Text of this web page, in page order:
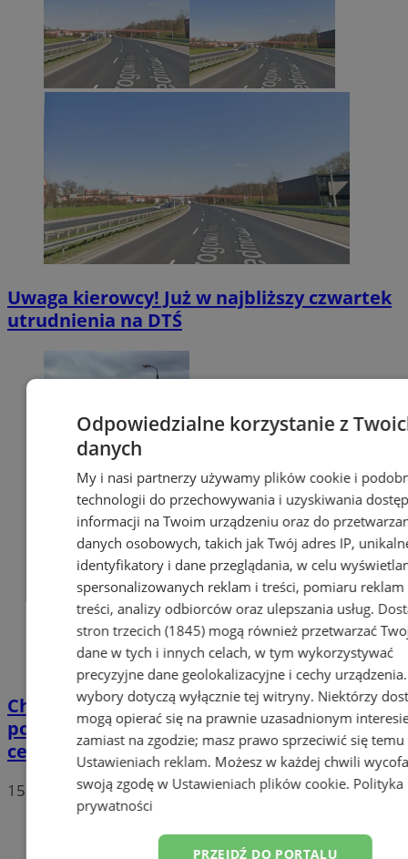
Uwaga kierowcy! Już w najbliższy czwartek
utrudnienia na DTŚ
Chorzów stanie w wielkich korkach. Od
poniedziałku zamknięte skrzyżowanie w
centrum
15
Odpowiedzialne korzystanie z
danych
My i nasi partnerzy używamy plików cookie i
technologii do przechowywania i uzyskiwania
informacji na Twoim urządzeniu oraz do
danych osobowych, takich jak Twój adres IP,
identyfikatory i dane przeglądania, w celu
spersonalizowanych reklam i treści, pomiaru reklam
treści, analizy odbiorców oraz ulepszania usług.
stron trzecich (1845)mogą również przetwarzać
dane w tych i innych celach, w tym wykorzystywać
precyzyjne dane geolokalizacyjne i cechy
wybory dotyczą wyłącznie tej witryny. Niektórzy
mogą opierać się na prawnie uzasadnionym
zamiast na zgodzie; masz prawo sprzeciwić się temu
Ustawieniach reklam. Możesz w każdej chwili
swoją zgodę w Ustawieniach plików cookie. Polityka
prywatności
PRZEJDŹ DO PORTALU